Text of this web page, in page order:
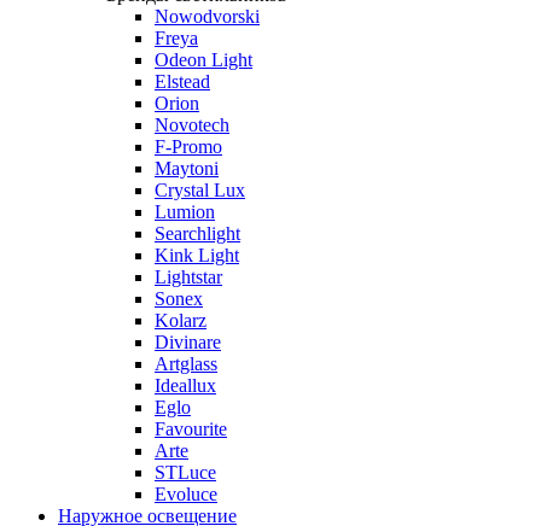
Nowodvorski
Freya
Odeon Light
Elstead
Orion
Novotech
F-Promo
Maytoni
Crystal Lux
Lumion
Searchlight
Kink Light
Lightstar
Sonex
Kolarz
Divinare
Artglass
Ideallux
Eglo
Favourite
Arte
STLuce
Evoluce
Наружное освещение